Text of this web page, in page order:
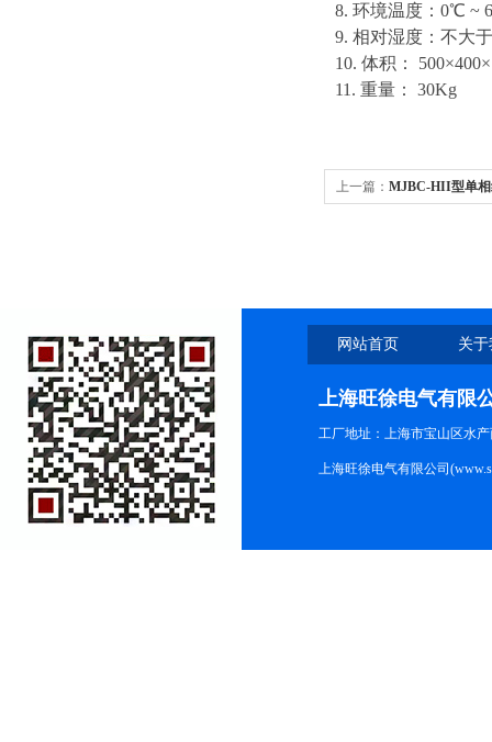
8. 环境温度：0℃ ~
9. 相对湿度：不大
10. 体积：
11. 重量： 30Kg
上一篇： MJBC-HII型单
网站首页 关
上海旺徐电气有限
工厂地址：上海市宝山区水产
上海旺徐电气有限公司